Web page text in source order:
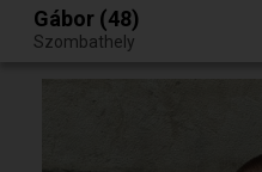
Egy jó randiból bármi lehet.
Gábor (48)
Szombathely